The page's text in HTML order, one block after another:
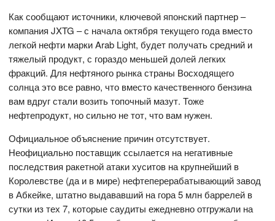
Как сообщают источники, ключевой японский партнер –
компания JXTG – с начала октября текущего года вместо
легкой нефти марки Arab Light, будет получать средний и
тяжелый продукт, с гораздо меньшей долей легких
фракций. Для нефтяного рынка страны Восходящего
солнца это все равно, что вместо качественного бензина
вам вдруг стали возить топочный мазут. Тоже
нефтепродукт, но сильно не тот, что вам нужен.
Официальное объяснение причин отсутствует.
Неофициально поставщик ссылается на негативные
последствия ракетной атаки хуситов на крупнейший в
Королевстве (да и в мире) нефтеперерабатывающий завод
в Абкейке, штатно выдававший на гора 5 млн баррелей в
сутки из тех 7, которые саудиты ежедневно отгружали на